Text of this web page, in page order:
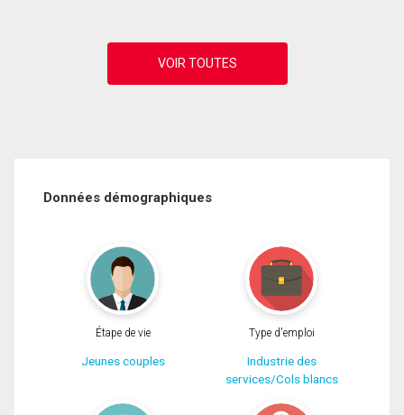
Données démographiques
Étape de vie
Jeunes couples
Type d'emploi
Industrie des
services/Cols blancs